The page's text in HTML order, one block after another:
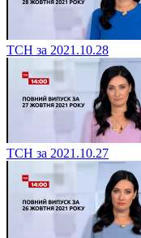
ТСН за 2021.10.28
ТСН за 2021.10.27